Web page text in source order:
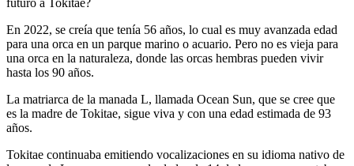
En 2022, se creía que tenía 56 años, lo cual es muy avanzada edad
para una orca en un parque marino o acuario. Pero no es vieja para
una orca en la naturaleza, donde las orcas hembras pueden vivir
hasta los 90 años.
La matriarca de la manada L, llamada Ocean Sun, que se cree que
es la madre de Tokitae, sigue viva y con una edad estimada de 93
años.
Tokitae continuaba emitiendo vocalizaciones en su idioma nativo de